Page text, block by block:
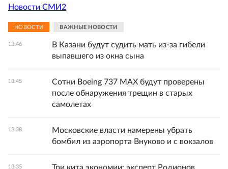
Новости СМИ2
НОВОСТИ ВАЖНЫЕ НОВОСТИ
13:46
В Казани будут судить мать из-за гибели
выпавшего из окна сына
13:45
Сотни Boeing 737 MAX будут проверены
после обнаружения трещин в старых
самолетах
13:38
Московские власти намерены убрать
бомбил из аэропорта Внуково и с вокзалов
13:35